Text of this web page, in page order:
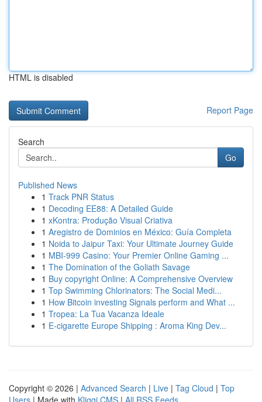
HTML is disabled
Report Page
Search
Go
Published News
1 Track PNR Status
1 Decoding EE88: A Detailed Guide
1 xKontra: Produção Visual Criativa
1 Aregistro de Dominios en México: Guía Completa
1 Noida to Jaipur Taxi: Your Ultimate Journey Guide
1 MBI-999 Casino: Your Premier Online Gaming ...
1 The Domination of the Goliath Savage
1 Buy copyright Online: A Comprehensive Overview
1 Top Swimming Chlorinators: The Social Medi...
1 How Bitcoin investing Signals perform and What ...
1 Tropea: La Tua Vacanza Ideale
1 E-cigarette Europe Shipping : Aroma King Dev...
Copyright © 2026 | Advanced Search | Live | Tag Cloud | Top
Users | Made with Kliqqi CMS | All RSS Feeds